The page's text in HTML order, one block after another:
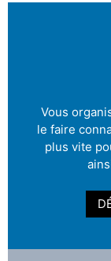
Vous
le faire
plus vite